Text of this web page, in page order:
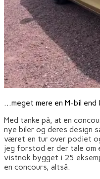
…meget mere en M-bil end
Med tanke på, at en
nye biler og deres design
været en tur over podiet
jeg forstod er der tale om
vistnok bygget i 25
en concours, altså.